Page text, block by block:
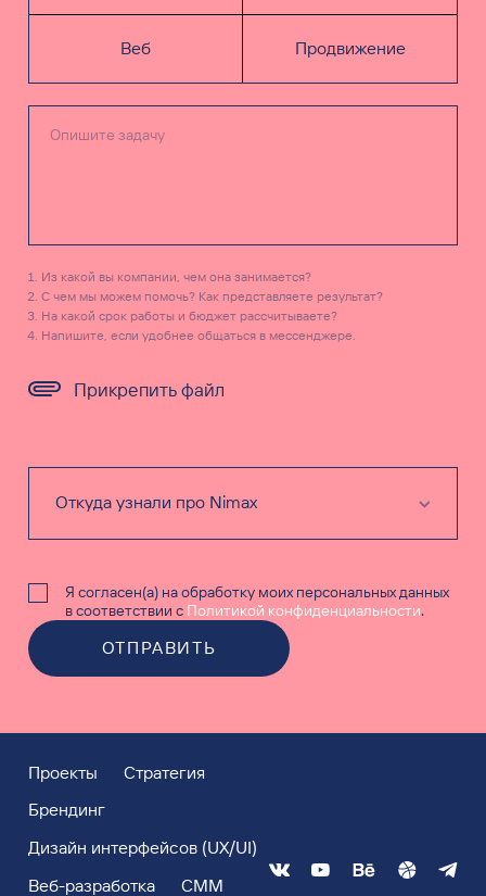
Веб Продвижение
Прикрепить файл
Из какой вы компании, чем она занимается?
С чем мы можем помочь? Как представляете результат?
На какой срок работы и бюджет рассчитываете?
Напишите, если удобнее общаться в мессенджере.
Я согласен(а) на обработку моих персональных данных
в соответствии с Политикой конфиденциальности.
ОТПРАВИТЬ
Проекты
Стратегия
Брендинг
Дизайн интерфейсов (UX/UI)
Веб-разработка
СММ